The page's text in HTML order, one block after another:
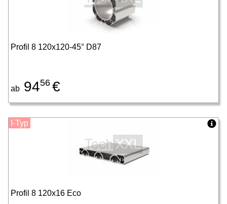
Profil 8 120x120-45° D87
ab 9456 €
Profil 8 120x16 Eco
I-Typ